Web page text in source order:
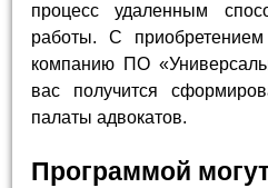
процесс удаленным
работы. С
компанию ПО
вас получится
палаты адвокатов.
Программой